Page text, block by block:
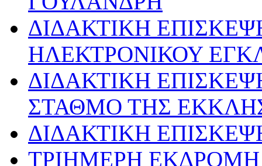
ΔΙΔΑΚΤΙΚΗ
ΗΛΕΚΤΡΟΝΙΚΟΥ
ΔΙΔΑΚΤΙΚΗ
ΣΤΑΘΜΟ ΤΗΣ
ΔΙΔΑΚΤΙΚΗ
ΤΡΙΗΜΕΡΗ ΕΚΔΡΟΜΗ